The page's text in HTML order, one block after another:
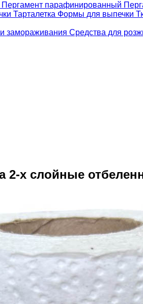
Пергамент парафинированный
Тарталетка Формы для выпечки
замораживания Средства для
х слойные